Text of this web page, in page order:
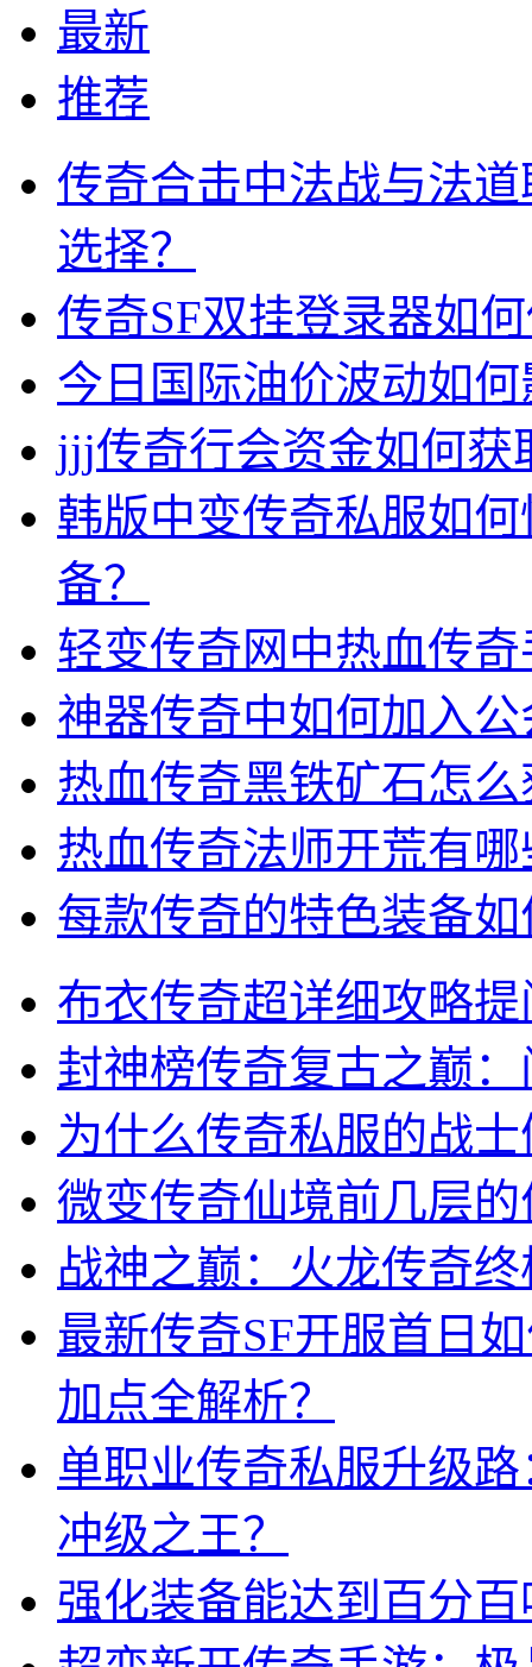
最新
推荐
传奇合击中法战与法
选择？
传奇SF双挂登录器如
今日国际油价波动如
jjj传奇行会资金如何获
韩版中变传奇私服如
备？
轻变传奇网中热血传
神器传奇中如何加入公
热血传奇黑铁矿石怎
热血传奇法师开荒有
每款传奇的特色装备
布衣传奇超详细攻略
封神榜传奇复古之巅
为什么传奇私服的战
微变传奇仙境前几层
战神之巅：火龙传奇
最新传奇SF开服首日
加点全解析？
单职业传奇私服升级
冲级之王？
强化装备能达到百分百